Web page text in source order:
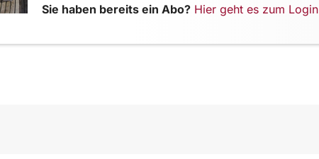
Sie haben bereits ein Abo? Hier geht es zum Login